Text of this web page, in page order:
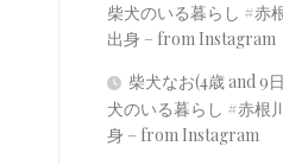
柴犬のいる暮らし #赤
出身 – from Instagram
柴犬なお(4歳 and 9
犬のいる暮らし #赤根
身 – from Instagram